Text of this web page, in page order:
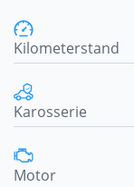
Kilometerstand
Karosserie
Motor